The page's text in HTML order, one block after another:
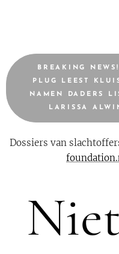
BREAKING
PLUG LEEST
NAMEN DADERS
LARISSA
Dossiers van